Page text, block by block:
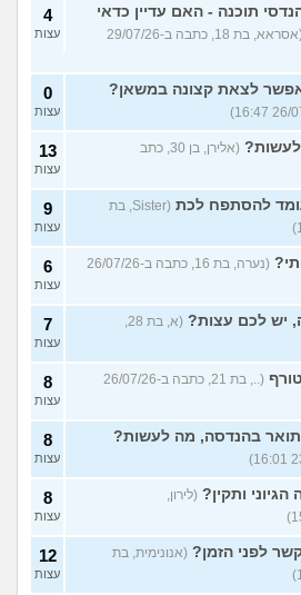
תוכנה - האם עדיין כדאי
(אסראא, בת 18, כתבה ב-29/07/26
4
עצות
לצאת קצונה במשאן? 0
עצות
(אלירן, בן 30, כתב
13
עצות
להסתפח לכת
(Sister, בת
9
עצות
(נערה, בת 16, כתבה ב-26/07/26
6
עצות
יש לכם עצות?
(א, בת 28,
7
עצות
(.., בת 21, כתבה ב-26/07/26
8
עצות
בהנדסה, מה לעשות? 8
עצות
ותקין? (לירון,
8
עצות
לפני הזמן? (אנונימית, בת
12
עצות